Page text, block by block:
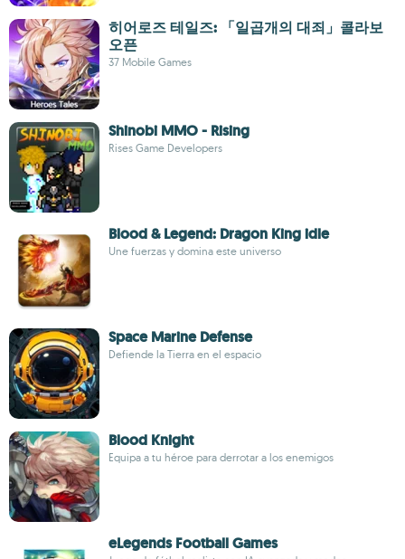
히어로즈 테일즈: 「일곱개의 대죄」콜라보
오픈
37 Mobile Games
Shinobi MMO - Rising
Rises Game Developers
Blood & Legend: Dragon King idle
Une fuerzas y domina este universo
Space Marine Defense
Defiende la Tierra en el espacio
Blood Knight
Equipa a tu héroe para derrotar a los enemigos
eLegends Football Games